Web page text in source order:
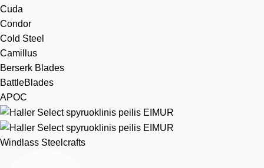
Cuda
Condor
Cold Steel
Camillus
Berserk Blades
BattleBlades
APOC
Windlass Steelcrafts